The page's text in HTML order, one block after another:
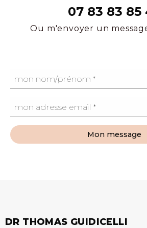
07 83 83 85
Ou m'envoyer un
Mon message
DR THOMAS GUIDICELLI